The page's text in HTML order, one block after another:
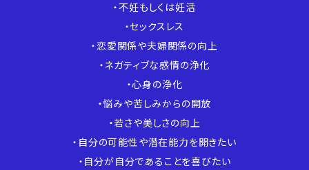
・不妊もしくは妊活
・セックスレス
・恋愛関係や夫婦関係の向上
・ネガティブな感情の浄化
・心身の浄化
・悩みや苦しみからの開放
・若さや美しさの向上
・自分の可能性や潜在能力を開きたい
・自分が自分であることを喜びたい